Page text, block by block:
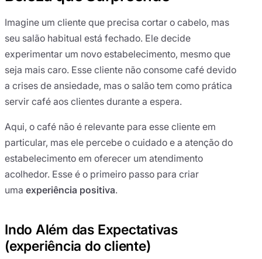
Imagine um cliente que precisa cortar o cabelo, mas
seu salão habitual está fechado. Ele decide
experimentar um novo estabelecimento, mesmo que
seja mais caro. Esse cliente não consome café devido
a crises de ansiedade, mas o salão tem como prática
servir café aos clientes durante a espera.
Aqui, o café não é relevante para esse cliente em
particular, mas ele percebe o cuidado e a atenção do
estabelecimento em oferecer um atendimento
acolhedor. Esse é o primeiro passo para criar
uma experiência positiva.
Indo Além das Expectativas
(experiência do cliente)